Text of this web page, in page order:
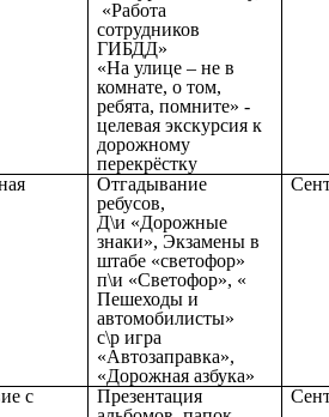
«Работа
сотрудников
ГИБДД»
«На улице – не в
комнате, о том,
ребята, помните» -
целевая экскурсия к
дорожному
перекрёстку
Отгадывание
ребусов,
Д\и «Дорожные
знаки», Экзамены в
штабе «светофор»
п\и «Светофор», «
Пешеходы и
автомобилисты»
с\р игра
«Автозаправка»,
«Дорожная азбука»
с
Презентация